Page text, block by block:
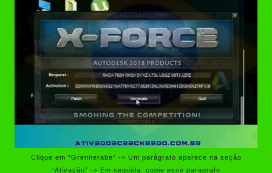
Clique em “Grennerabe” -> Um parágrafo aparece na seção
“Ativação” -> Em seguida, copie esse parágrafo